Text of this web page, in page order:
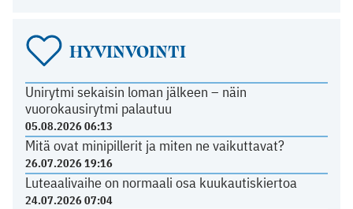
HYVINVOINTI
Unirytmi sekaisin loman jälkeen – näin
vuorokausirytmi palautuu
05.08.2026 06:13
Mitä ovat minipillerit ja miten ne vaikuttavat?
26.07.2026 19:16
Luteaalivaihe on normaali osa kuukautiskiertoa
24.07.2026 07:04